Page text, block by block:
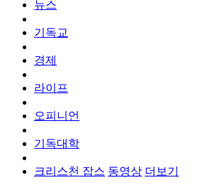
뉴스
기독교
경제
라이프
오피니언
기독대학
크리스천 잡스 동영상 더보기